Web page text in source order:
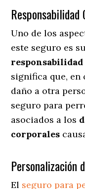
Uno de los
este seguro es su
significa que, en
daño a otra
seguro para
asociados a los
corporales
Personalización
El seguro para